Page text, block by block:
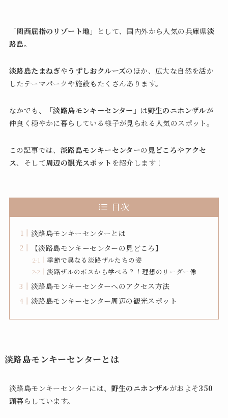
「関西屈指のリゾート地」 として、国内外から人気の兵庫県淡
路島。
淡路島たまねぎやうずしおクルーズのほか、広大な自然を活か
したテーマパークや施設もたくさんあります。
なかでも、 「淡路島モンキーセンター」 は野生のニホンザルが
仲良く穏やかに暮らしている様子が見られる人気のスポット。
この記事では、 淡路島モンキーセンターの 見どころやアクセ
ス、そして周辺の観光スポット を紹介します！
目次
淡路島モンキーセンターとは
【淡路島モンキーセンターの見どころ】
季節で異なる淡路ザルたちの姿
淡路ザルのボスから学べる？！理想のリーダー像
淡路島モンキーセンターへのアクセス方法
淡路島モンキーセンター周辺の観光スポット
淡路島モンキーセンターとは
淡路島モンキーセンターには、 野生のニホンザルがおよそ350
頭暮らしています。